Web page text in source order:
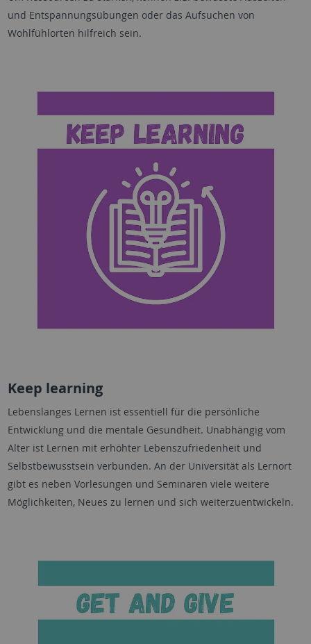
und Entspannungsübungen oder das Aufsuchen von
Wohlfühlorten hilfreich sein.
Keep learning
Lebenslanges Lernen ist essentiell für die persönliche
Entwicklung und die mentale Gesundheit. Unabhängig vom
Alter ist Lernen mit erhöhter Lebenszufriedenheit und
Selbstbewusstsein verbunden. An der Universität als Lernort
gibt es neben Vorlesungen und Seminaren viele weitere
Möglichkeiten, Neues zu lernen und sich weiterzuentwickeln.